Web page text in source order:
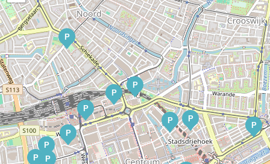
P
P
P
P
P
P
P
P
P
P
P